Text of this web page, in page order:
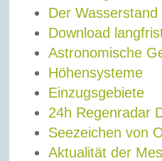
Der Wasserstand
Download
Astronomische
Höhensysteme
Einzugsgebiete
24h Regenradar
Seezeichen von
Aktualität der